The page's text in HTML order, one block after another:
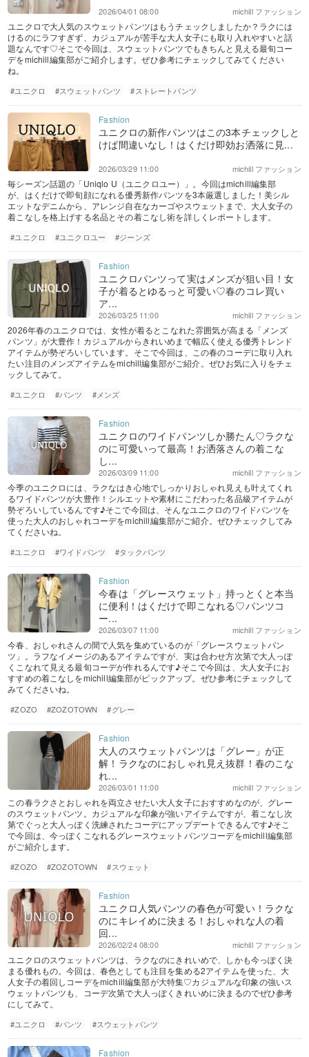
michill ファッション
2026/04/01 08:00
ユニクロで大人気のスウェットパンツはもうチェックしましたか？ラクには
けるのにラフすぎず、カジュアルが苦手な大人女子にも取り入れやすいと話
題なんです♡そこで今回は、スウェットパンツでもきちんと見える最旬コー
デをmichill編集部がご紹介します。ぜひ参考にチェックしてみてください
ね。
#ユニクロ #スウェットパンツ #ストレートパンツ
ユニクロの新作パンツはこの3本チェックしと
けば間違いなし！はくだけ即効お洒落に見...
michill ファッション
2026/03/29 11:00
毎シーズン話題の「Uniqlo U（ユニクロユー）」。今回はmichill編集部
が、はくだけで即旬顔になれる優秀新作パンツを3本厳選しました！美シル
エットなデニムから、アレンジ自在なカーゴやスウェットまで、大人女子の
着こなしを格上げする名品とその着こなし術を詳しくレポートします。
#ユニクロ #ユニクロユー #ジーンズ
ユニクロパンツって実はメンズが狙い目！女
子が着るとゆるっと可愛い♡春のコレ買い
ア...
michill ファッション
2026/03/25 11:00
2026年春のユニクロでは、女性が着るとこなれた雰囲気が高まる「メンズ
パンツ」が大豊作！カジュアルからきれいめまで幅広く使える優秀トレンド
アイテムが勢ぞろいしています。そこで今回は、この春のコーデに取り入れ
たい注目のメンズアイテムをmichill編集部がご紹介。ぜひお気に入りをチェ
ックしてみて。
#ユニクロ #パンツ #メンズ
ユニクロのワイドパンツしか勝たん♡ラクな
のに可愛いって最高！お洒落さんの着こな
し...
michill ファッション
2026/03/09 11:00
今季のユニクロには、ラクなはき心地でしっかりおしゃれ見えも叶えてくれ
るワイドパンツが大豊作！シルエットや素材にこだわった名品級アイテムが
勢ぞろいしているんです♪そこで今回は、そんなユニクロのワイドパンツを
使った大人のおしゃれコーデをmichill編集部がご紹介。ぜひチェックしてみ
てくださいね。
#ユニクロ #ワイドパンツ #タックパンツ
今春は「グレースウェット」持っとくと本当
に便利！はくだけで即こなれる♡パンツコ
ー...
michill ファッション
2026/03/07 11:00
今春、おしゃれさんの間で人気を集めているのが「グレースウェットパン
ツ」。ラフなイメージのあるアイテムですが、実は合わせ方次第で大人っぽ
くこなれて見える最旬コーデが作れるんです♪そこで今回は、大人女子にお
すすめの着こなしをmichill編集部がピックアップ。ぜひ参考にチェックして
みてくださいね。
#ZOZO #ZOZOTOWN #グレー
大人のスウェットパンツは「グレー」が正
解！ラクなのにおしゃれ見え抜群！春のこな
れ...
michill ファッション
2026/03/01 11:00
この春ラクさとおしゃれを両立させたい大人女子におすすめなのが、グレー
のスウェットパンツ。カジュアルな印象が強いアイテムですが、着こなし次
第でぐっと大人っぽく洗練されたコーデにアップデートできるんです♪そこ
で今回は、今っぽくこなれるグレースウェットパンツコーデをmichill編集部
がご紹介します。
#ZOZO #ZOZOTOWN #スウェット
ユニクロ人気パンツの春色が可愛い！ラクな
のにキレイめに決まる！おしゃれな人の着
回...
michill ファッション
2026/02/24 08:00
ユニクロのスウェットパンツは、ラクなのにきれいめで、しかも今っぽく決
まる優れもの。今回は、春色としても注目を集める2アイテムを使った、大
人女子の着回しコーデをmichill編集部が大特集♡カジュアルな印象の強いス
ウェットパンツも、コーデ次第で大人っぽくきれいめに決まるのでぜひ参考
にしてみて。
#ユニクロ #パンツ #スウェットパンツ